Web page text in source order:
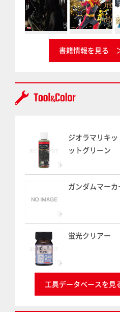
書籍情報を見る
ジオラマリキ
ットグリーン
ガンダムマー
蛍光クリアー
工具データベースを見